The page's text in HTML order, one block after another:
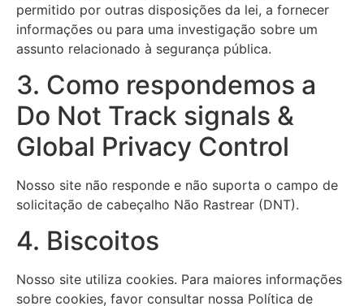
permitido por outras disposições da lei, a fornecer
informações ou para uma investigação sobre um
assunto relacionado à segurança pública.
3. Como respondemos a
Do Not Track signals &
Global Privacy Control
Nosso site não responde e não suporta o campo de
solicitação de cabeçalho Não Rastrear (DNT).
4. Biscoitos
Nosso site utiliza cookies. Para maiores informações
sobre cookies, favor consultar nossa Política de